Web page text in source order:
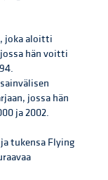
joka aloitti
hän voitti
jossa hän
ja 2002.
tukensa Flying